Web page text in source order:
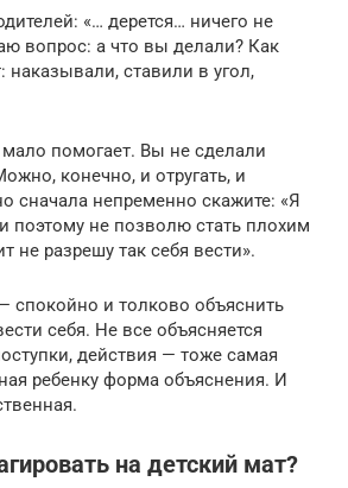
«… дерется… ничего не
вопрос: а что вы делали? Как
наказывали, ставили в угол,
мало помогает. Вы не сделали
конечно, и отругать, и
сначала непременно скажите: «Я
поэтому не позволю стать плохим
не разрешу так себя вести».
спокойно и толково объяснить
себя. Не все объясняется
действия — тоже самая
ребенку форма объяснения. И
на детский мат?